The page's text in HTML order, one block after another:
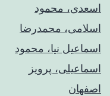
اسعدی، محمود
اسلامی، محمدرضا
اسماعیل نیا، محمود
اسماعیلی، پرویز
اصفهان